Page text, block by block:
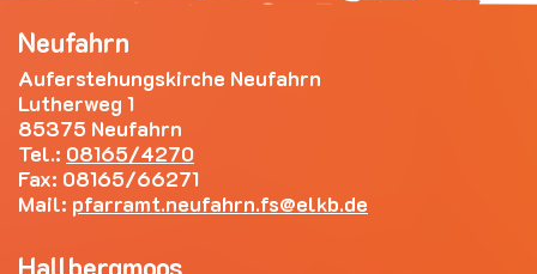
Neufahrn
Auferstehungskirche Neufahrn
Lutherweg 1
85375 Neufahrn
Tel.: 08165/4270
Fax: 08165/66271
Mail: pfarramt.neufahrn.fs elkb.de
Hallbergmoos